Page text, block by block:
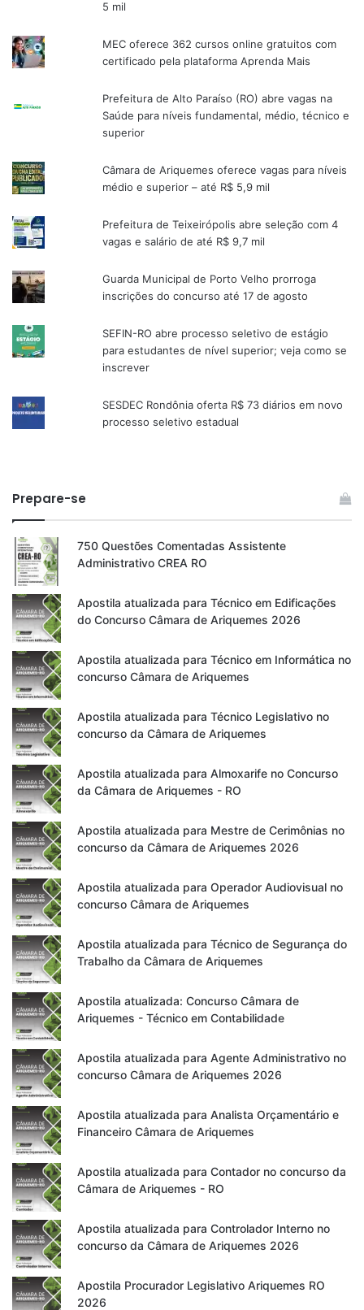
5 mil
MEC oferece 362 cursos online gratuitos com
certificado pela plataforma Aprenda Mais
Prefeitura de Alto Paraíso (RO) abre vagas na
Saúde para níveis fundamental, médio, técnico e
superior
Câmara de Ariquemes oferece vagas para níveis
médio e superior – até R$ 5,9 mil
Prefeitura de Teixeirópolis abre seleção com 4
vagas e salário de até R$ 9,7 mil
Guarda Municipal de Porto Velho prorroga
inscrições do concurso até 17 de agosto
SEFIN-RO abre processo seletivo de estágio
para estudantes de nível superior; veja como se
inscrever
SESDEC Rondônia oferta R$ 73 diários em novo
processo seletivo estadual
Prepare-se
750 Questões Comentadas Assistente
Administrativo CREA RO
Apostila atualizada para Técnico em Edificações
do Concurso Câmara de Ariquemes 2026
Apostila atualizada para Técnico em Informática no
concurso Câmara de Ariquemes
Apostila atualizada para Técnico Legislativo no
concurso da Câmara de Ariquemes
Apostila atualizada para Almoxarife no Concurso
da Câmara de Ariquemes - RO
Apostila atualizada para Mestre de Cerimônias no
concurso da Câmara de Ariquemes 2026
Apostila atualizada para Operador Audiovisual no
concurso Câmara de Ariquemes
Apostila atualizada para Técnico de Segurança do
Trabalho da Câmara de Ariquemes
Apostila atualizada: Concurso Câmara de
Ariquemes - Técnico em Contabilidade
Apostila atualizada para Agente Administrativo no
concurso Câmara de Ariquemes 2026
Apostila atualizada para Analista Orçamentário e
Financeiro Câmara de Ariquemes
Apostila atualizada para Contador no concurso da
Câmara de Ariquemes - RO
Apostila atualizada para Controlador Interno no
concurso da Câmara de Ariquemes 2026
Apostila Procurador Legislativo Ariquemes RO
2026